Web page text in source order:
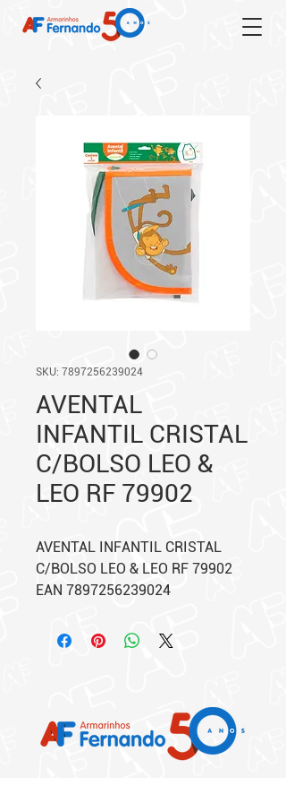
SKU: 7897256239024
AVENTAL
INFANTIL CRISTAL
C/BOLSO LEO &
LEO RF 79902
AVENTAL INFANTIL CRISTAL
C/BOLSO LEO & LEO RF 79902
EAN 7897256239024